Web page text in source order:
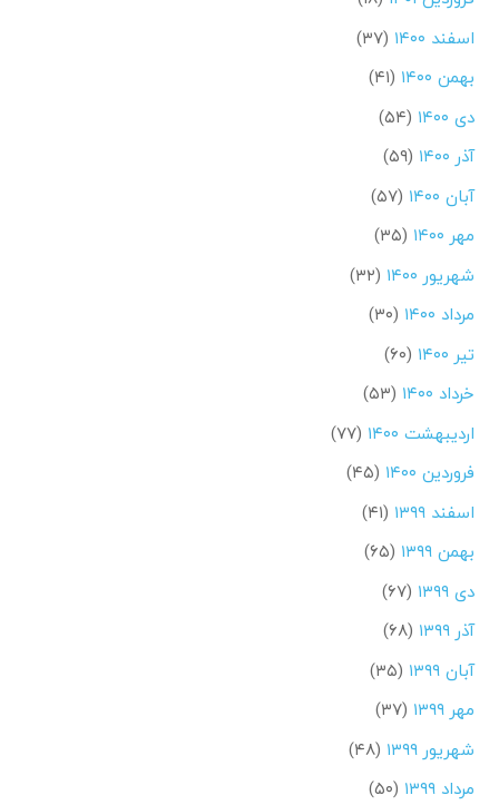
اسفند ۱۴۰۰
(۳۷)
بهمن ۱۴۰۰
(۴۱)
دی ۱۴۰۰
(۵۴)
آذر ۱۴۰۰
(۵۹)
آبان ۱۴۰۰
(۵۷)
مهر ۱۴۰۰
(۳۵)
شهریور ۱۴۰۰
(۳۲)
مرداد ۱۴۰۰
(۳۰)
تیر ۱۴۰۰
(۶۰)
خرداد ۱۴۰۰
(۵۳)
اردیبهشت ۱۴۰۰
(۷۷)
فروردین ۱۴۰۰
(۴۵)
اسفند ۱۳۹۹
(۴۱)
بهمن ۱۳۹۹
(۶۵)
دی ۱۳۹۹
(۶۷)
آذر ۱۳۹۹
(۶۸)
آبان ۱۳۹۹
(۳۵)
مهر ۱۳۹۹
(۳۷)
شهریور ۱۳۹۹
(۴۸)
مرداد ۱۳۹۹
(۵۰)